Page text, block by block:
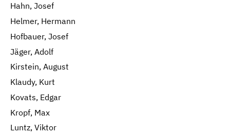
Hahn, Josef
Helmer, Hermann
Hofbauer, Josef
Jäger, Adolf
Kirstein, August
Klaudy, Kurt
Kovats, Edgar
Kropf, Max
Luntz, Viktor